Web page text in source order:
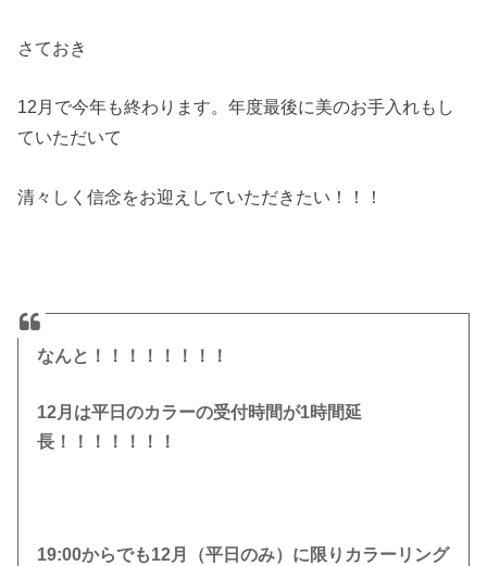
さておき
12月で今年も終わります。年度最後に美のお手入れもし
ていただいて
清々しく信念をお迎えしていただきたい！！！
なんと！！！！！！！！
12月は平日のカラーの受付時間が1時間延
長！！！！！！！
19:00からでも12月（平日のみ）に限りカラーリング